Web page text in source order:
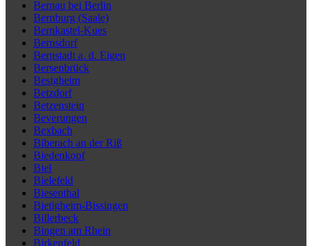
Bernau bei Berlin
Bernburg (Saale)
Bernkastel-Kues
Bernsdorf
Bernstadt a. d. Eigen
Bersenbrück
Besigheim
Betzdorf
Betzenstein
Beverungen
Bexbach
Biberach an der Riß
Biedenkopf
Biel
Bielefeld
Biesenthal
Bietigheim-Bissingen
Billerbeck
Bingen am Rhein
Birkenfeld